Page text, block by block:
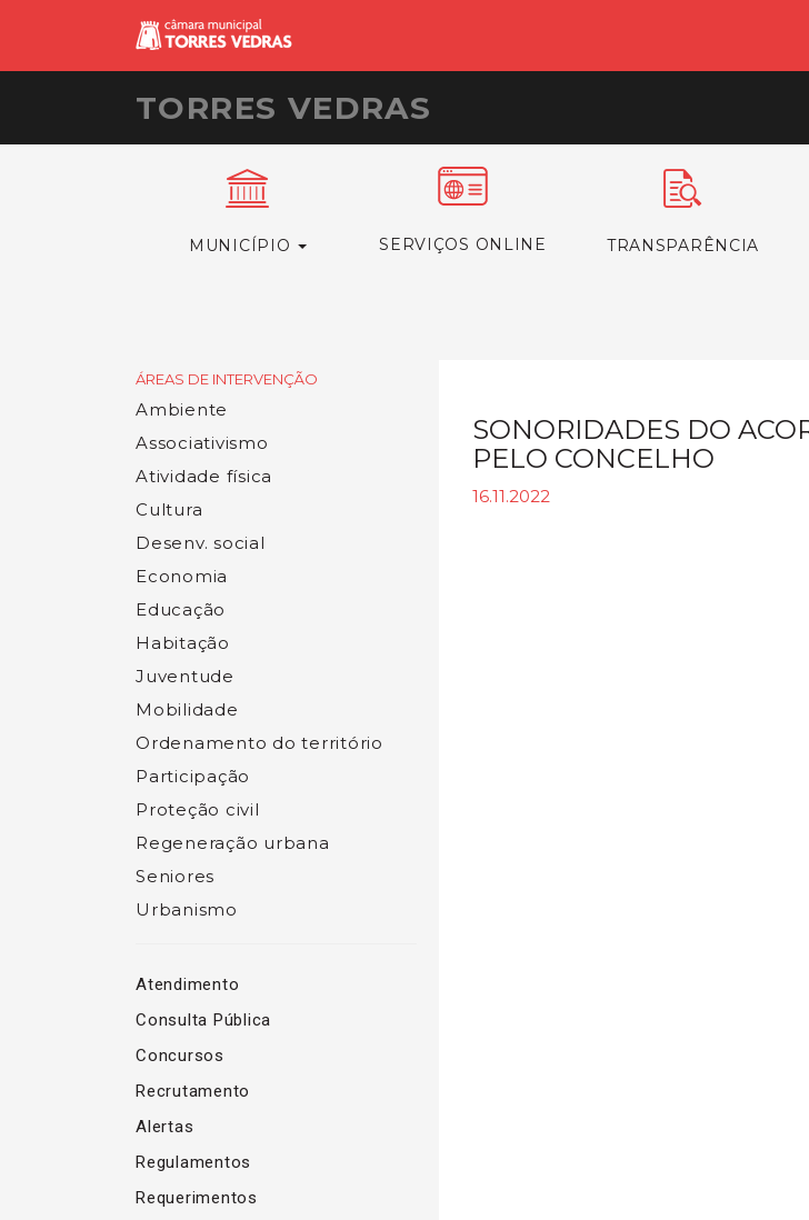
TORRES VEDRAS
MUNICÍPIO SERVIÇOS ONLINE TRANSPARÊNCIA
ÁREAS DE INTERVENÇÃO
Ambiente
Associativismo
Atividade física
Cultura
Desenv. social
Economia
Educação
Habitação
Juventude
Mobilidade
Ordenamento do território
Participação
Proteção civil
Regeneração urbana
Seniores
Urbanismo
Atendimento
Consulta Pública
Concursos
Recrutamento
Alertas
Regulamentos
Requerimentos
SONORIDADES DO
PELO CONCELHO
16.11.2022